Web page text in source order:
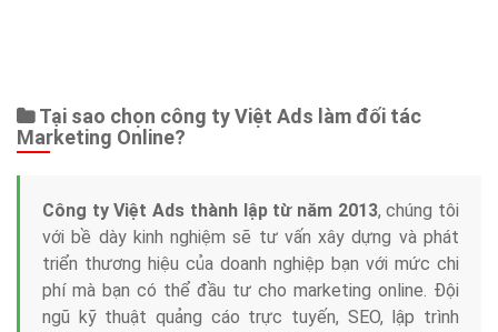
Tại sao chọn công ty Việt Ads làm đối tác
Marketing Online?
Công ty Việt Ads thành lập từ năm 2013, chúng tôi
với bề dày kinh nghiệm sẽ tư vấn xây dựng và phát
triển thương hiệu của doanh nghiệp bạn với mức chi
phí mà bạn có thể đầu tư cho marketing online. Đội
ngũ kỹ thuật quảng cáo trực tuyến, SEO, lập trình